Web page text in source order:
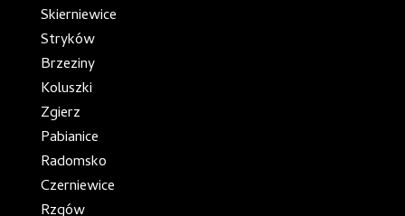
Skierniewice
Stryków
Brzeziny
Koluszki
Zgierz
Pabianice
Radomsko
Czerniewice